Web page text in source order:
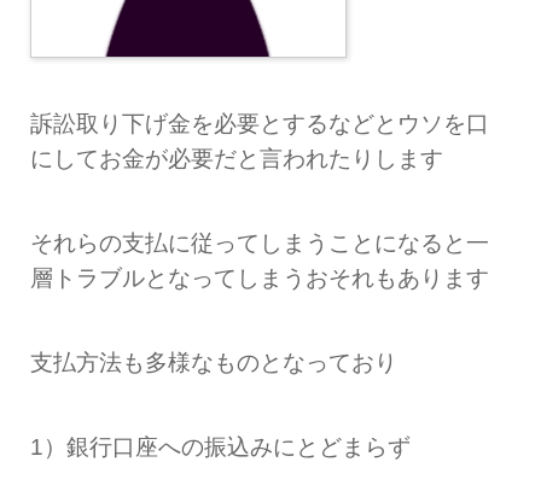
訴訟取り下げ金を必要とするなどとウソを口
にしてお金が必要だと言われたりします
それらの支払に従ってしまうことになると一
層トラブルとなってしまうおそれもあります
支払方法も多様なものとなっており
1）銀行口座への振込みにとどまらず